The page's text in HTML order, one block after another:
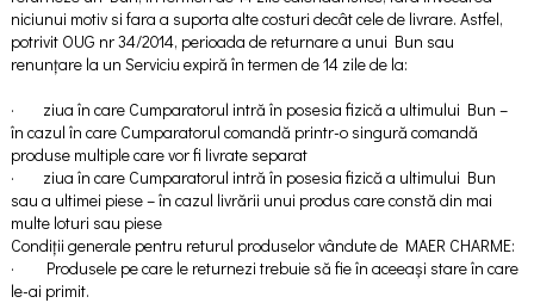
niciunui motiv si fara a suporta alte costuri decât cele de livrare. Astfel,
potrivit OUG nr 34/2014, perioada de returnare a unui Bun sau
renunțare la un Serviciu expiră în termen de 14 zile de la:
· ziua în care Cumparatorul intră în posesia fizică a ultimului Bun –
în cazul în care Cumparatorul comandă printr-o singură comandă
produse multiple care vor fi livrate separat
· ziua în care Cumparatorul intră în posesia fizică a ultimului Bun
sau a ultimei piese – în cazul livrării unui produs care constă din mai
multe loturi sau piese
Condiții generale pentru returul produselor vândute de MAER CHARME:
· Produsele pe care le returnezi trebuie să fie în aceeași stare în care
le-ai primit.